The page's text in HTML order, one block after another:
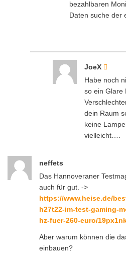
bezahlbaren
Daten suche der
JoeX
Habe noch
so ein Glare
dein Raum
keine
vielleicht….
neffets
Das Hannoveraner
auch für gut. ->
https://www.heise.de/
h27t22-im-test-gaming-
hz-fuer-260-euro/
Aber warum können die
einbauen?